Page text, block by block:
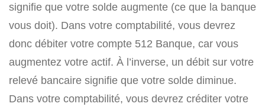
signifie que votre solde augmente (ce que la banque
vous doit). Dans votre comptabilité, vous devrez
donc débiter votre compte 512 Banque, car vous
augmentez votre actif. À l’inverse, un débit sur votre
relevé bancaire signifie que votre solde diminue.
Dans votre comptabilité, vous devrez créditer votre